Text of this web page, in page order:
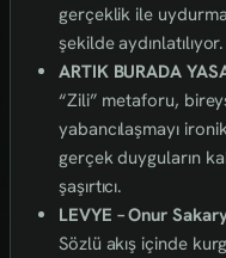
gerçeklik ile
şekilde aydınlatılıyor.
ARTIK BURADA
“Zili” metaforu,
yabancılaşmayı
gerçek duyguların
şaşırtıcı.
LEVYE – Onur
Sözlü akış içinde